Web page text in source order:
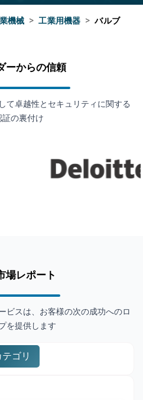
機械 > 工業用機器 > バルブ
ーからの信頼
て卓越性とセキュリティに関する
の裏付け
場レポート
ビスは、お客様の次の成功へのロ
を提供します
テゴリ